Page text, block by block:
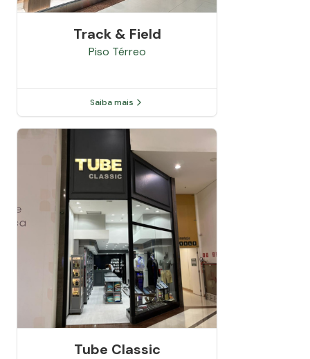
Track & Field
Piso Térreo
Saiba mais
Tube Classic